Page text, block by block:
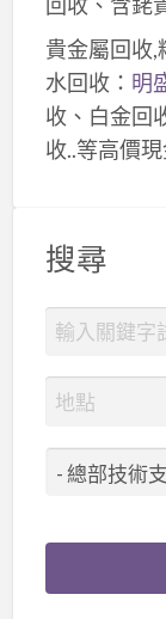
貴金屬回收,
水回收： 明
收、白金回
收..等高價現
搜尋